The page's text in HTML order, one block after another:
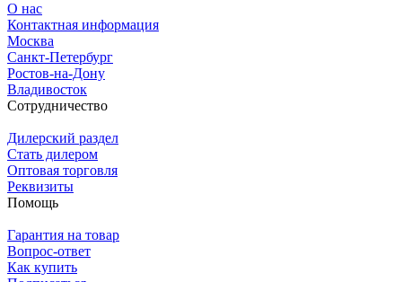
О нас
Контактная информация
Москва
Санкт-Петербург
Ростов-на-Дону
Владивосток
Сотрудничество
Дилерский раздел
Стать дилером
Оптовая торговля
Реквизиты
Помощь
Гарантия на товар
Вопрос-ответ
Как купить